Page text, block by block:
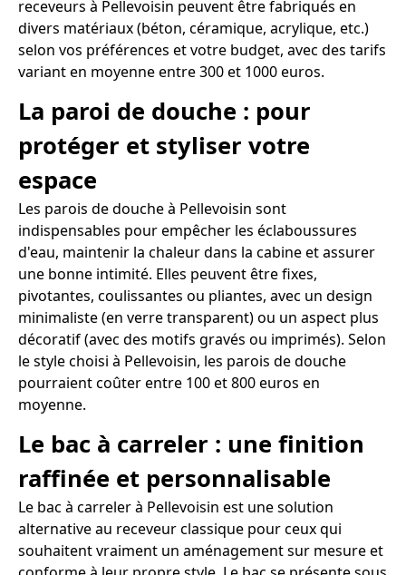
receveurs à Pellevoisin peuvent être fabriqués en
divers matériaux (béton, céramique, acrylique, etc.)
selon vos préférences et votre budget, avec des tarifs
variant en moyenne entre 300 et 1000 euros.
La paroi de douche : pour
protéger et styliser votre
espace
Les parois de douche à Pellevoisin sont
indispensables pour empêcher les éclaboussures
d'eau, maintenir la chaleur dans la cabine et assurer
une bonne intimité. Elles peuvent être fixes,
pivotantes, coulissantes ou pliantes, avec un design
minimaliste (en verre transparent) ou un aspect plus
décoratif (avec des motifs gravés ou imprimés). Selon
le style choisi à Pellevoisin, les parois de douche
pourraient coûter entre 100 et 800 euros en
moyenne.
Le bac à carreler : une finition
raffinée et personnalisable
Le bac à carreler à Pellevoisin est une solution
alternative au receveur classique pour ceux qui
souhaitent vraiment un aménagement sur mesure et